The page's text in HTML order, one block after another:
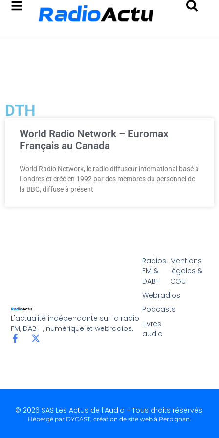
DTH
World Radio Network – Euromax
Français au Canada
World Radio Network, le radio diffuseur international basé à
Londres et créé en 1992 par des membres du personnel de
la BBC, diffuse à présent
L'actualité indépendante sur la radio
FM, DAB+ , numérique et webradios.
Radios
FM &
DAB+
Webradios
Podcasts
Livres
audio
Mentions
légales &
CGU
© 2026 SAS Les Actus de l'Audio - Tous droits réservés.
Hébergé par DYCAST, création de site web à Perpignan.